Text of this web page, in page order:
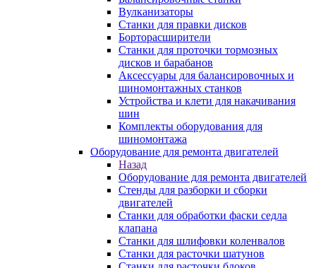
Вулканизаторы
Станки для правки дисков
Борторасширители
Станки для проточки тормозных
дисков и барабанов
Аксессуары для балансировочных и
шиномонтажных станков
Устройства и клети для накачивания
шин
Комплекты оборудования для
шиномонтажа
Оборудование для ремонта двигателей
Назад
Оборудование для ремонта двигателей
Стенды для разборки и сборки
двигателей
Станки для обработки фаски седла
клапана
Станки для шлифовки коленвалов
Станки для расточки шатунов